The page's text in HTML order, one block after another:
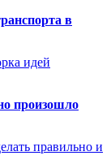
в
идей
произошло
правильно и